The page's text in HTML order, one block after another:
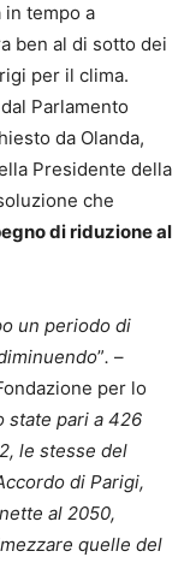
tempo a
ben al di sotto dei
per il clima.
Parlamento
da Olanda,
Presidente della
che
di riduzione al
un periodo di
”. –
per lo
state pari a 426
le stesse del
di Parigi,
al 2050,
quelle del